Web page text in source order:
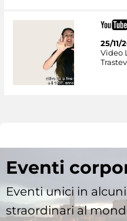
25/11/
Video
Eventi
Eventi unici in
straordinari al